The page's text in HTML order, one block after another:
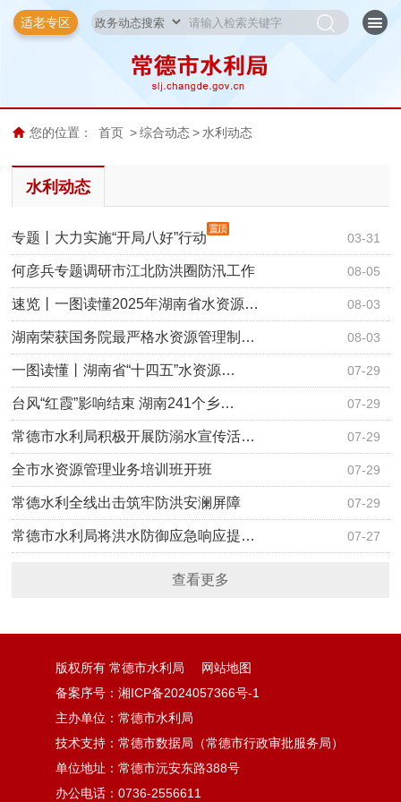
适老专区
您的位置： 首页 > 综合动态 > 水利动态
水利动态
03-31
专题丨大力实施“开局八好”行动
08-05
何彦兵专题调研市江北防洪圈防汛工作
08-03
速览丨一图读懂2025年湖南省水资源…
08-03
湖南荣获国务院最严格水资源管理制…
07-29
一图读懂丨湖南省“十四五”水资源…
07-29
台风“红霞”影响结束 湖南241个乡…
07-29
常德市水利局积极开展防溺水宣传活…
07-29
全市水资源管理业务培训班开班
07-29
常德水利全线出击筑牢防洪安澜屏障
07-27
常德市水利局将洪水防御应急响应提…
查看更多
版权所有 常德市水利局
网站地图
备案序号：湘ICP备2024057366号-1
主办单位：常德市水利局
技术支持：常德市数据局（常德市行政审批服务局）
单位地址：常德市沅安东路388号
办公电话：0736-2556611